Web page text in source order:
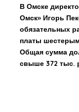
В Омске
Омск» Игорь
обязательных
платы
Общая сумма
свыше 372 тыс.